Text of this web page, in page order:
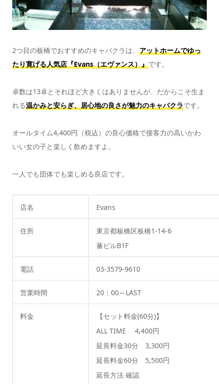
2つ目の板橋でおすすめのキャバクラは、 アットホームでゆっ
たり寛げる人気店『Evans（エヴァンス）』 です。
卓数は13卓とそれほど大きくはありませんが、だからこそ生ま
れる温かみと安らぎ、居心地の良さが魅力のキャバクラです。
オールタイム4,400円（税込）の良心価格で接客力の高いかわ
いい女の子と楽しく飲めますよ。
一人でも団体でも楽しめる良店です。
店名 Evans
住所
東京都板橋区板橋1-14-6
蕃ビルB1F
電話 03-3579-9610
営業時間 20：00～LAST
料金
【セット料金(60分)】
ALL TIME 4,400円
延長料金30分 3,300円
延長料金60分 5,500円
延長方法 確認